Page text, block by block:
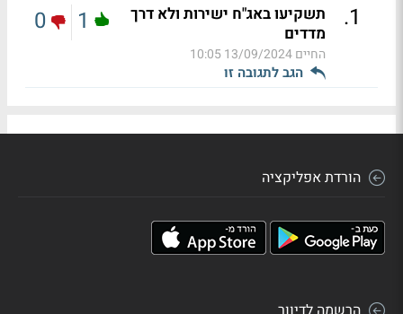
1
.
תשקיעו באג"ח ישירות ולא דרך
מדדים
החיים13/09/2024 10:05
הגב לתגובה זו
1
0
הורדת אפליקציה